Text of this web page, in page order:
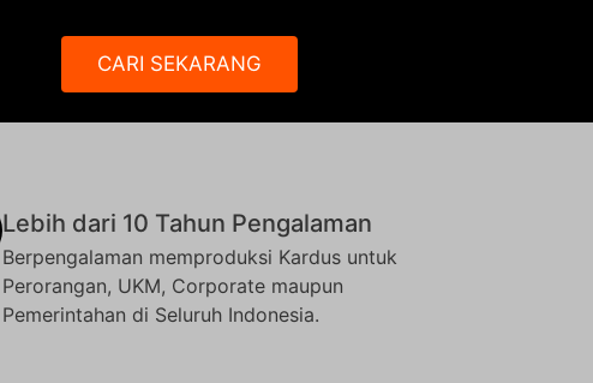
CARI SEKARANG
Lebih dari 10 Tahun Pengalaman
Berpengalaman memproduksi Kardus untuk
Perorangan, UKM, Corporate maupun
Pemerintahan di Seluruh Indonesia.